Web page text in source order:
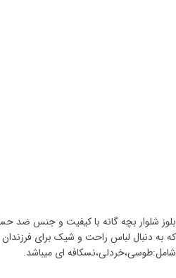
بلوز شلوار بچه گانه با کیفیت و جنس ضد
که به دنبال لباس راحت و شیک برای
شامل:طوسی،خردلی،نسکافه ای میباشد.